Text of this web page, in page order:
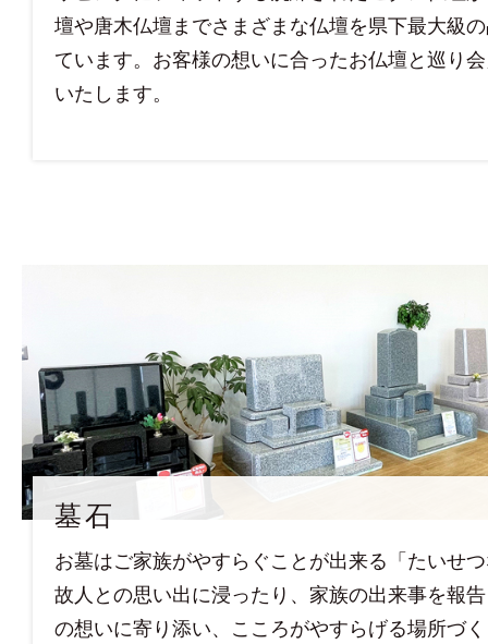
壇や唐木仏壇までさまざまな仏壇を県下最大級
ています。お客様の想いに合ったお仏壇と巡り
いたします。
墓石
お墓はご家族がやすらぐことが出来る「たいせ
故人との思い出に浸ったり、家族の出来事を報
の想いに寄り添い、こころがやすらげる場所づ